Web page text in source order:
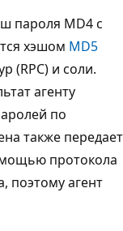
пароля MD4 с
хэшом MD5
(RPC) и соли.
агенту
по
также передает
протокола
поэтому агент